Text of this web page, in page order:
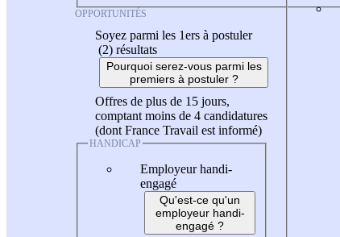
OPPORTUNITÉS
Soyez parmi les 1ers à postuler
(2) résultats
Pourquoi serez-vous parmi les
premiers à postuler ?
Offres de plus de 15 jours,
comptant moins de 4 candidatures
(dont France Travail est informé)
HANDICAP
Employeur handi-
engagé
Qu'est-ce qu'un
employeur handi-
engagé ?